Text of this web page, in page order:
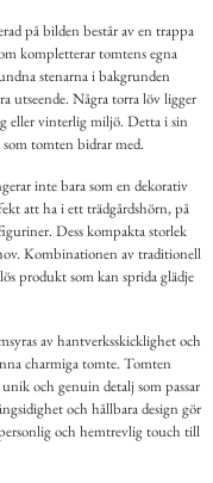
på bilden består av en trappa
kompletterar tomtens egna
stenarna i bakgrunden
utseende. Några torra löv ligger
eller vinterlig miljö. Detta i sin
tomten bidrar med.
inte bara som en dekorativ
att ha i ett trädgårdshörn, på
Dess kompakta storlek
Kombinationen av traditionell
produkt som kan sprida glädje
av hantverksskicklighet och
charmiga tomte. Tomten
och genuin detalj som passar
och hållbara design gör
och hemtrevlig touch till